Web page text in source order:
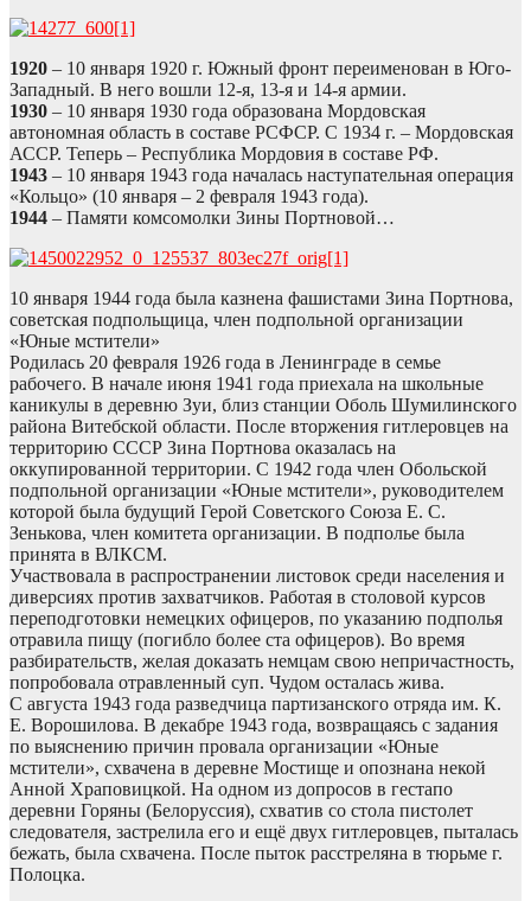
1920 – 10 января 1920 г. Южный фронт переименован в Юго-
Западный. В него вошли 12-я, 13-я и 14-я армии.
1930 – 10 января 1930 года образована Мордовская
автономная область в составе РСФСР. С 1934 г. – Мордовская
АССР. Теперь – Республика Мордовия в составе РФ.
1943 – 10 января 1943 года началась наступательная операция
«Кольцо» (10 января – 2 февраля 1943 года).
1944 – Памяти комсомолки Зины Портновой…
10 января 1944 года была казнена фашистами Зина Портнова,
советская подпольщица, член подпольной организации
«Юные мстители»
Родилась 20 февраля 1926 года в Ленинграде в семье
рабочего. В начале июня 1941 года приехала на школьные
каникулы в деревню Зуи, близ станции Оболь Шумилинского
района Витебской области. После вторжения гитлеровцев на
территорию СССР Зина Портнова оказалась на
оккупированной территории. С 1942 года член Обольской
подпольной организации «Юные мстители», руководителем
которой была будущий Герой Советского Союза Е. С.
Зенькова, член комитета организации. В подполье была
принята в ВЛКСМ.
Участвовала в распространении листовок среди населения и
диверсиях против захватчиков. Работая в столовой курсов
переподготовки немецких офицеров, по указанию подполья
отравила пищу (погибло более ста офицеров). Во время
разбирательств, желая доказать немцам свою непричастность,
попробовала отравленный суп. Чудом осталась жива.
С августа 1943 года разведчица партизанского отряда им. К.
Е. Ворошилова. В декабре 1943 года, возвращаясь с задания
по выяснению причин провала организации «Юные
мстители», схвачена в деревне Мостище и опознана некой
Анной Храповицкой. На одном из допросов в гестапо
деревни Горяны (Белоруссия), схватив со стола пистолет
следователя, застрелила его и ещё двух гитлеровцев, пыталась
бежать, была схвачена. После пыток расстреляна в тюрьме г.
Полоцка.